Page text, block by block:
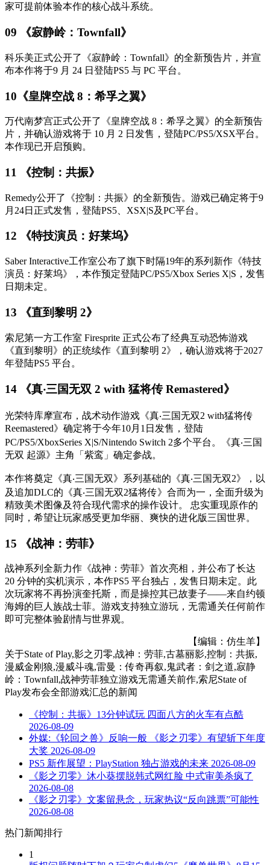
家可提前体验本作的核心战斗系统。
09 《寂静岭：Townfall》
科乐美正式公开了《寂静岭：Townfall》的全新预告片，并宣
布本作将于9 月 24 日登陆PS5 与 PC 平台。
10《皇牌空战 8：希孚之翼》
万代南梦宫正式公开了《皇牌空战 8：希孚之翼》的全新预告
片，并确认游戏将于 10 月 2 日发售，登陆PC/PS5/XSX平台。
本作现已开启预购。
11 《控制：共振》
Remedy公开了《控制：共振》的全新预告。游戏已确定将于9
月24日正式发售，登陆PS5、XSX|S及PC平台。
12 《特技演员：好莱坞》
Saber Interactive工作室公布了旗下时隔19年的系列新作《特技
演员：好莱坞》，本作预定登陆PC/PS5/Xbox Series X|S，发售
日期未定。
13 《直到黎明 2》
索尼第一方工作室 Firesprite 正式公布了经典互动恐怖游戏
《直到黎明》的正统续作《直到黎明 2》，确认游戏将于2027
年登陆PS5 平台。
14 《真‧三国无双 2 with 猛将传 Remastered》
光荣特库摩宣布，战术动作游戏《真‧三国无双2 with猛将传
Reemastered》确定将于今年10月1日发售，登陆
PC/PS5/XboxSeries X|S/Nintendo Switch 2多个平台。《真‧三国
无双 起源》主角「紫鸾」确定参战。
本作将奠定《真‧三国无双》系列基础的《真‧三国无双2》，以
及追加DLC的《真‧三国无双2猛将传》合而为一，全面升级为
精致美术图像及符合现代需求的操作设计。 忠实重现原作的
同时，希望让玩家感受更加华丽、爽快的进化版三国世界。
15 《战神：劳菲》
战神系列全新力作《战神：劳菲》首次亮相，并公布了长达
20 分钟的实机演示，本作PS5 平台独占 ，发售日期未定。 此
次玩家将不再扮演奎托斯，而是操控其已故妻子——来自约顿
海姆的巨人族战士菲。游戏支持独立游玩，无需通关任何前作
即可完整体验剧情与世界观。
【编辑：仿生羊】
关于State of Play,影之刃零,战神：劳菲,古墓丽影,控制：共振,
漫威金刚狼,漫威斗魂,雷曼：传奇再叙,鬼武者：剑之道,寂静
岭：Townfall,战神劳菲独立游戏无需通关前作,索尼State of
Play发布会全部游戏汇总的新闻
《控制：共振》13分钟试玩 四面八方的火车有点酷
2026-08-09
外媒:《轮回之兽》反响一般 《影之刃零》有望斩下年度
大奖 2026-08-09
PS5 新作展望：PlayStation 独占游戏的未来 2026-08-09
《影之刃零》沐小葵摆脱韩式网红脸 中式审美杀疯了
2026-08-08
《影之刃零》文案留悬念，玩家热议“反向跳票”可能性
2026-08-08
热门新闻排行
1